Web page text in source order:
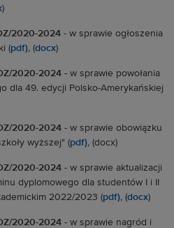
)
2020-2024 - w sprawie ogłoszenia
(pdf), (docx)
2020-2024 - w sprawie powołania
dla 49. edycji Polsko-Amerykańskiej
2020-2024 - w sprawie obowiązku
wyższej" (pdf), (docx)
2020-2024 - w sprawie aktualizacji
dyplomowego dla studentów I i II
2022/2023 (pdf), (docx)
2020-2024 - w sprawie nagród i